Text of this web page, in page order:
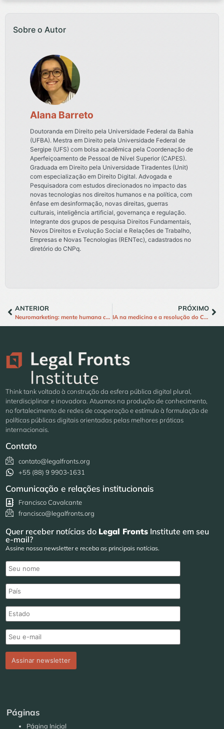
Sobre o Autor
Alana Barreto
Doutoranda em Direito pela Universidade Federal da Bahia
(UFBA). Mestra em Direito pela Universidade Federal de
Sergipe (UFS) com bolsa acadêmica pela Coordenação de
Aperfeiçoamento de Pessoal de Nível Superior (CAPES).
Graduada em Direito pela Universidade Tiradentes (Unit)
com especialização em Direito Digital. Advogada e
Pesquisadora com estudos direcionados no impacto das
novas tecnologias nos direitos humanos e na política, com
ênfase em desinformação, novas direitas, guerras
culturais, inteligência artificial, governança e regulação.
Integrante dos grupos de pesquisa Direitos Fundamentais,
Novos Direitos e Evolução Social e Relações de Trabalho,
Empresas e Novas Tecnologias (RENTec), cadastrados no
diretório do CNPq.
ANTERIOR
Neuromarketing: mente humana como campo de experimentação comercial
PRÓXIMO
IA na medicina e a resolução do Cremers: avanço ou retrocesso?
Think tank voltado à construção da esfera pública digital plural,
interdisciplinar e inovadora. Atuamos na produção de conhecimento,
no fortalecimento de redes de cooperação e estímulo à formulação de
políticas públicas digitais orientadas pelas melhores práticas
internacionais.
Contato
contato@legalfronts.org
+55 (88) 9 9903‑1631
Comunicação e relações institucionais
Francisco Cavalcante
francisco@legalfronts.org
Quer receber notícias do Legal Fronts Institute em seu
e-mail?
Assine nossa newsletter e receba as principais notícias.
Páginas
Página Inicial